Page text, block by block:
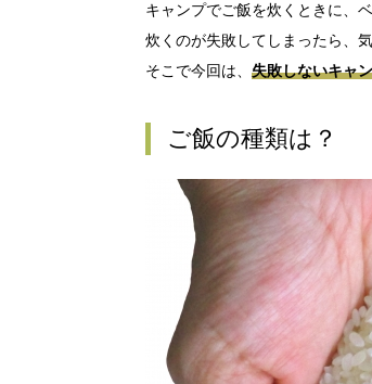
キャンプでご飯を炊くときに、
炊くのが失敗してしまったら、
そこで今回は、 失敗しないキャ
ご飯の種類は？